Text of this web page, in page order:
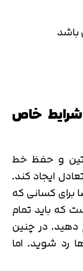
باشد
شرایط خاص
و حفظ خط
ایجاد کند.
برای کسانی که
که باید تمام
دهید. در چنین
رد شوید. اما